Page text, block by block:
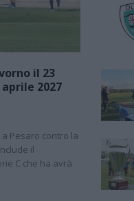
il 23
2027
Pesaro contro la
il
C che ha avrà